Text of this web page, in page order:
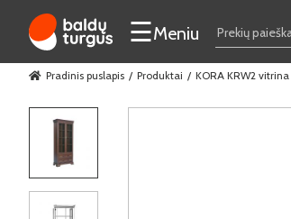
☰Meniu
Pradinis puslapis Produktai KORA KRW2